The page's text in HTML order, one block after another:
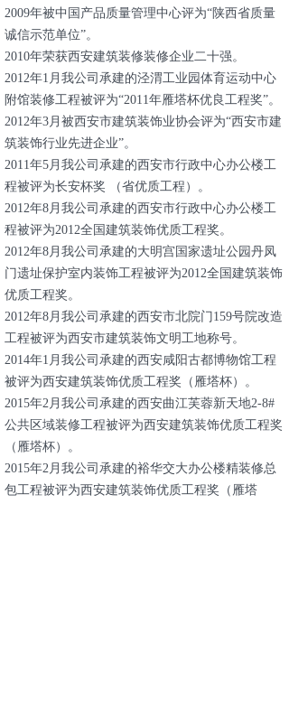
2009年被中国产品质量管理中心评为“陕西省质量
诚信示范单位”。
2010年荣获西安建筑装修装修企业二十强。
2012年1月我公司承建的泾渭工业园体育运动中心
附馆装修工程被评为“2011年雁塔杯优良工程奖”。
2012年3月被西安市建筑装饰业协会评为“西安市建
筑装饰行业先进企业”。
2011年5月我公司承建的西安市行政中心办公楼工
程被评为长安杯奖 （省优质工程）。
2012年8月我公司承建的西安市行政中心办公楼工
程被评为2012全国建筑装饰优质工程奖。
2012年8月我公司承建的大明宫国家遗址公园丹凤
门遗址保护室内装饰工程被评为2012全国建筑装饰
优质工程奖。
2012年8月我公司承建的西安市北院门159号院改造
工程被评为西安市建筑装饰文明工地称号。
2014年1月我公司承建的西安咸阳古都博物馆工程
被评为西安建筑装饰优质工程奖（雁塔杯）。
2015年2月我公司承建的西安曲江芙蓉新天地2-8#
公共区域装修工程被评为西安建筑装饰优质工程奖
（雁塔杯）。
2015年2月我公司承建的裕华交大办公楼精装修总
包工程被评为西安建筑装饰优质工程奖（雁塔